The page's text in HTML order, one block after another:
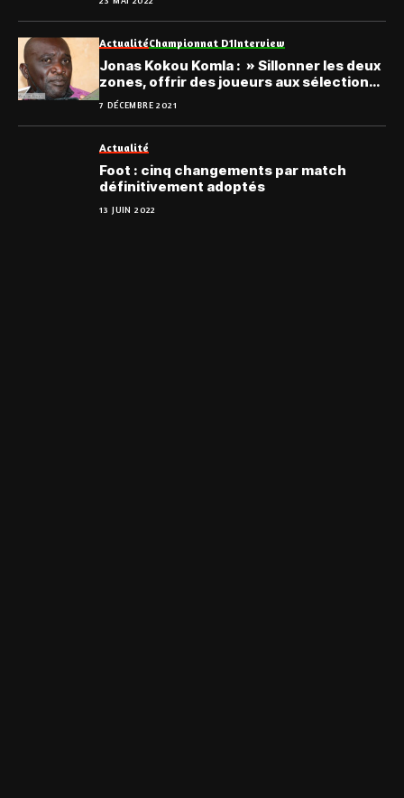
ActualitéChampionnat D1Interview
Jonas Kokou Komla : » Sillonner les deux
zones, offrir des joueurs aux sélections
nationales du Togo… «
7 DÉCEMBRE 2021
Actualité
Foot : cinq changements par match
définitivement adoptés
13 JUIN 2022